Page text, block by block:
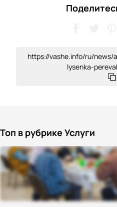
https://vashe.info/ru/news/
lysenka-
Топ в рубрике Услуги